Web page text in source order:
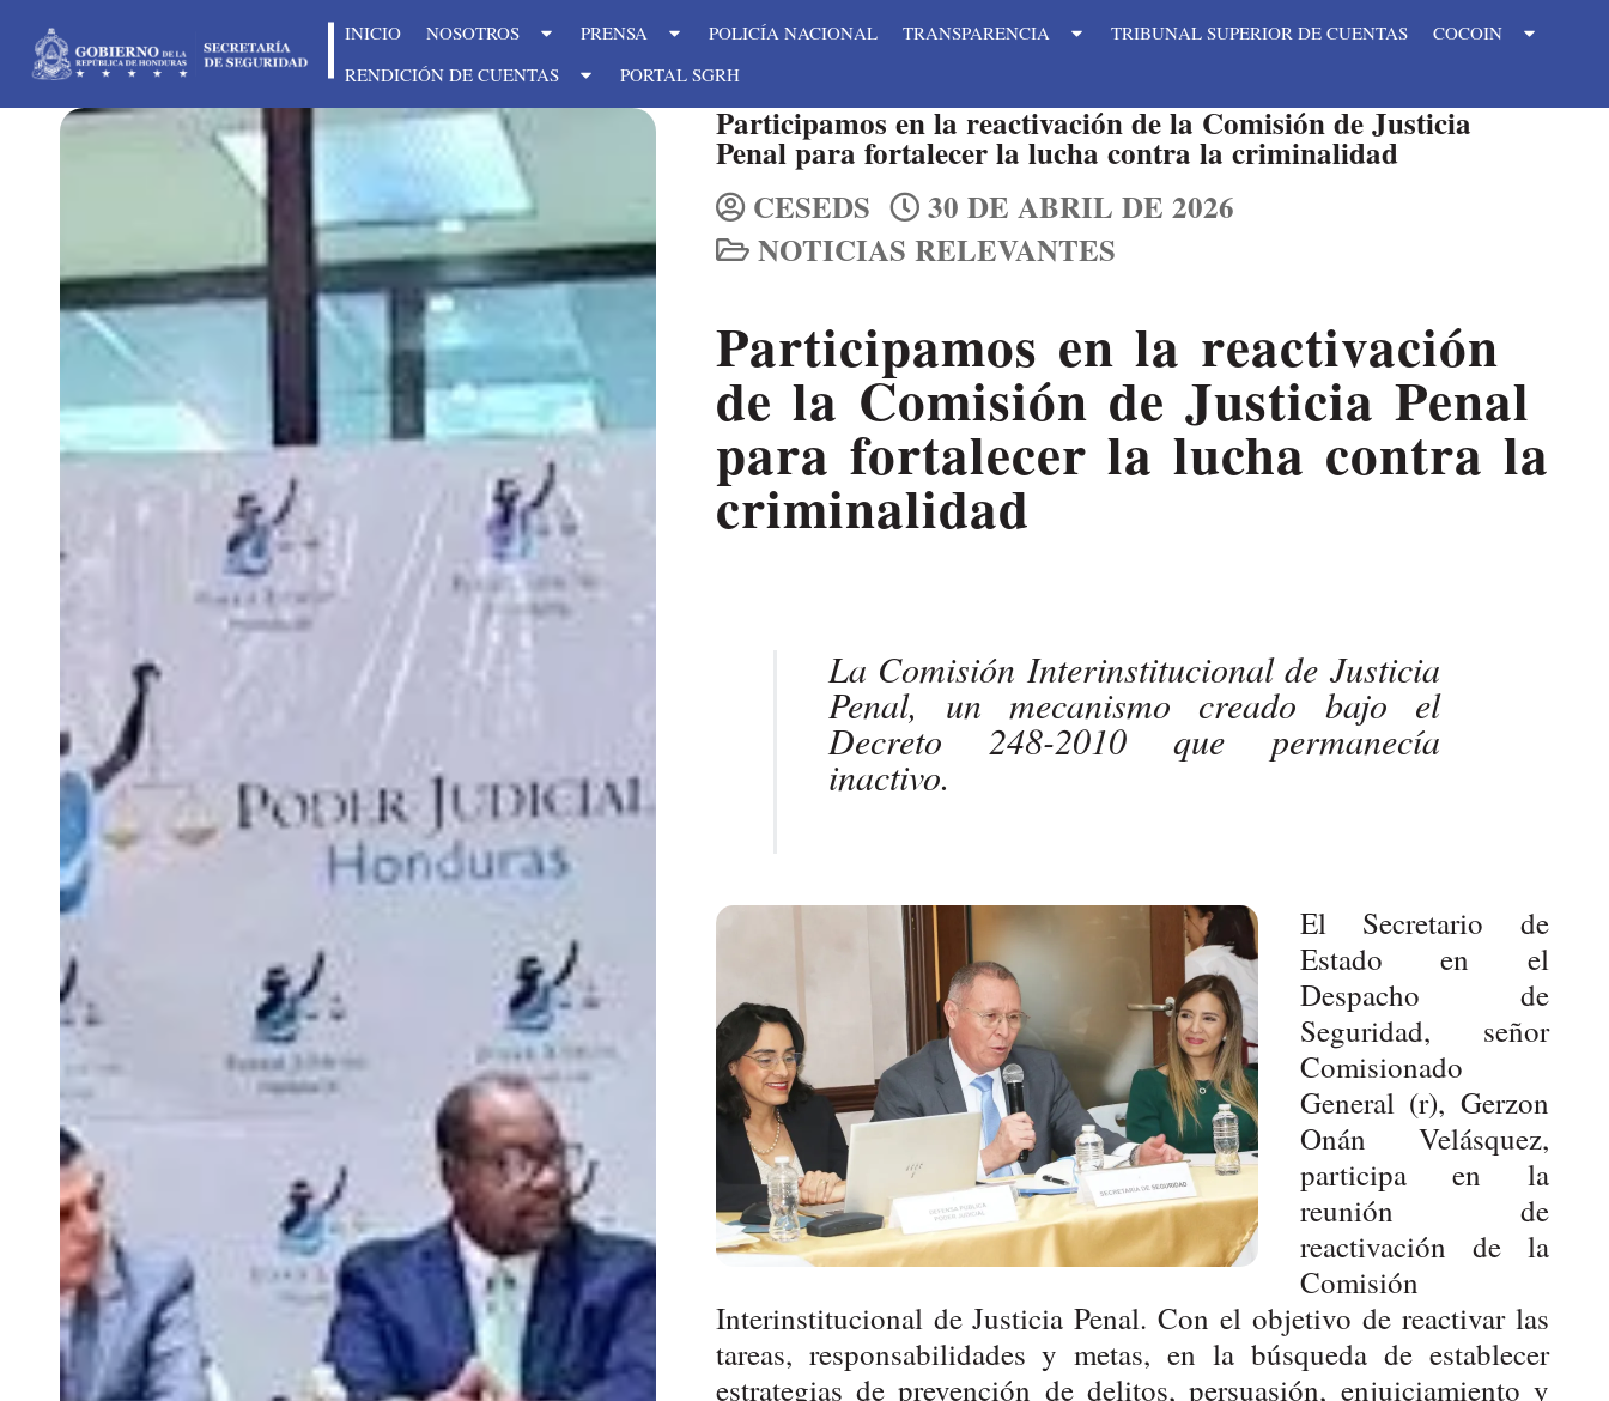
INICIO NOSOTROS PRENSA POLICÍA NACIONAL TRANSPARENCIA TRIBUNAL SUPERIOR DE CUENTAS
COCOIN
RENDICIÓN DE CUENTAS
PORTAL SGRH
Participamos en la reactivación de la Comisión de Justicia
Penal para fortalecer la lucha contra la criminalidad
CESEDS
30 DE ABRIL DE 2026
NOTICIAS RELEVANTES
Participamos en la reactivación
de la Comisión de Justicia Penal
para fortalecer la lucha contra la
criminalidad
La Comisión Interinstitucional de Justicia
Penal, un mecanismo creado bajo el
Decreto 248-2010 que permanecía
inactivo.
El Secretario de
Estado en el
Despacho de
Seguridad, señor
Comisionado
General (r), Gerzon
Onán Velásquez,
participa en la
reunión de
reactivación de la
Comisión
Interinstitucional de Justicia Penal. Con el objetivo de reactivar las
tareas, responsabilidades y metas, en la búsqueda de establecer
estrategias de prevención de delitos, persuasión, enjuiciamiento y